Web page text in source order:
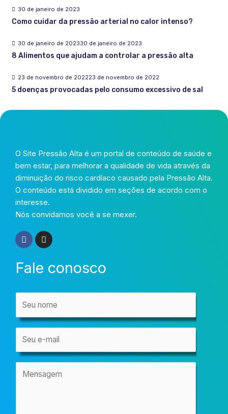
30 de janeiro de 2023
Como cuidar da pressão arterial no calor intenso?
30 de janeiro de 202330 de janeiro de 2023
8 Alimentos que ajudam a controlar a pressão alta
23 de novembro de 202223 de novembro de 2022
5 doenças provocadas pelo consumo excessivo de sal
O Site Pressão Alta é um portal de conteúdo de saúde e
bem estar, para melhorar a qualidade de vida através da
diminuição do risco cardíaco causado pela Pressão Alta.
O conteúdo está dividido em seções de acordo com o
interesse.
Nós convidamos você a se mexer.
F
a
e
b
k
I
n
a
a
m
Fale conosco
m
m